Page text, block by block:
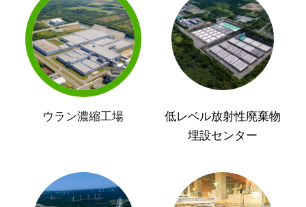
ウラン濃縮工場
低レベル放射性廃棄物
埋設センター